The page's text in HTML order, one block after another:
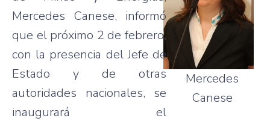
Mercedes
Canese
Mercedes Canese, informó
que el próximo 2 defebrero,
con la presencia delJefe de
Estado y de otras
autoridades
nacionales, se
inaugurará el